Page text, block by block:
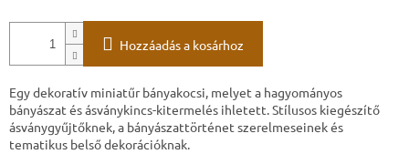
Hozzáadás a kosárhoz
Egy dekoratív miniatűr bányakocsi, melyet a hagyományos
bányászat és ásványkincs-kitermelés ihletett. Stílusos kiegészítő
ásványgyűjtőknek, a bányászattörténet szerelmeseinek és
tematikus belső dekorációknak.